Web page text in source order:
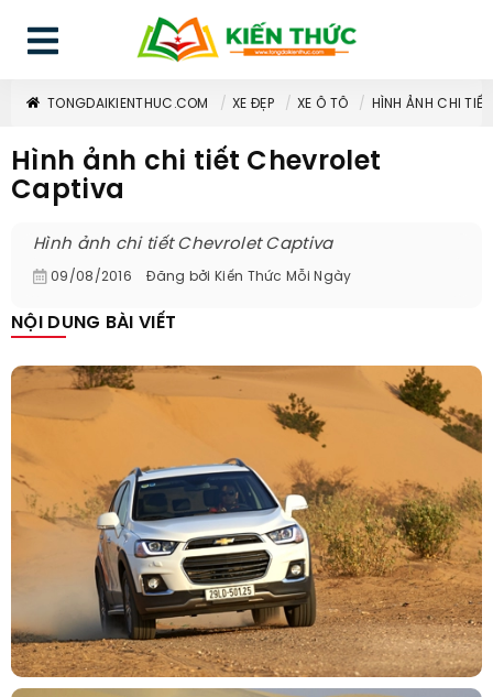
TONGDAIKIENTHUC.COM XE ĐẸP XE Ô TÔ HÌNH ẢNH CHI
Hình ảnh chi tiết Chevrolet
Captiva
Hình ảnh chi tiết Chevrolet Captiva
09/08/2016 Đăng bởi Kiến Thức Mỗi Ngày
NỘI DUNG BÀI VIẾT